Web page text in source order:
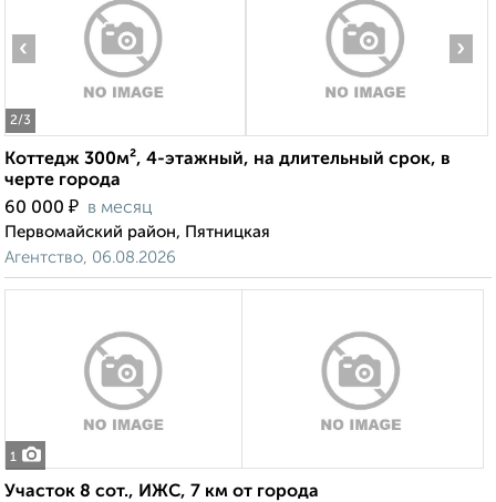
2/3
‹ ›
Коттедж 300м², 4-этажный, на длительный срок, в
черте города
60 000 ₽ в месяц
Первомайский район, Пятницкая
Агентство, 06.08.2026
1
Участок 8 сот., ИЖС, 7 км от города